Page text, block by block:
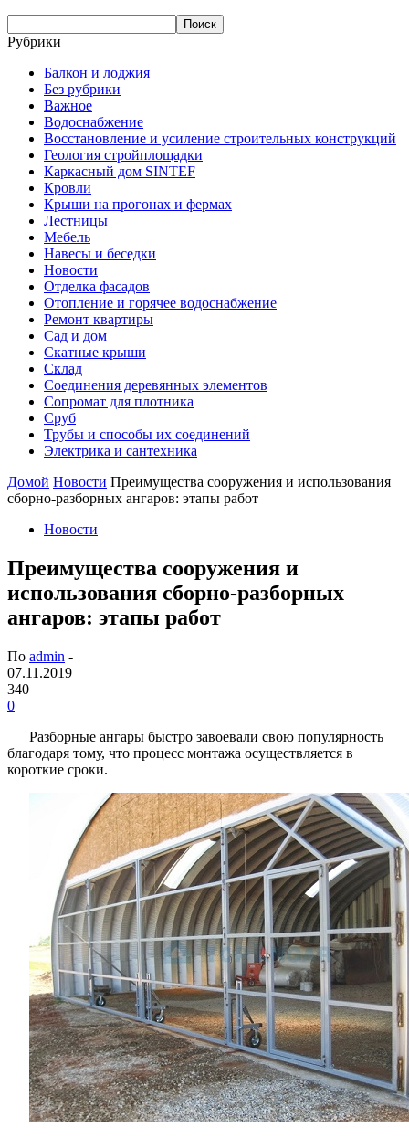
Рубрики
Балкон и лоджия
Без рубрики
Важное
Водоснабжение
Восстановление и усиление строительных конструкций
Геология стройплощадки
Каркасный дом SINTEF
Кровли
Крыши на прогонах и фермах
Лестницы
Мебель
Навесы и беседки
Новости
Отделка фасадов
Отопление и горячее водоснабжение
Ремонт квартиры
Сад и дом
Скатные крыши
Склад
Соединения деревянных элементов
Сопромат для плотника
Сруб
Трубы и способы их соединений
Электрика и сантехника
Домой Новости Преимущества сооружения и использования
сборно-разборных ангаров: этапы работ
Новости
Преимущества сооружения и
использования сборно-разборных
ангаров: этапы работ
По admin -
07.11.2019
340
0
Разборные ангары быстро завоевали свою популярность
благодаря тому, что процесс монтажа осуществляется в
короткие сроки.